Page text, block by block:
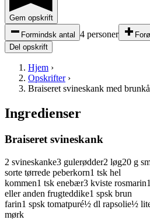
Gem opskrift
Formindsk antal
4 personer
Del opskrift
Hjem ›
Opskrifter›
Braiseret svineskank med
Ingredienser
Braiseret svineskank
2 svineskanke3 gulerødder2 løg20 g
sorte tørrede peberkorn1 tsk hel
kommen1 tsk enebær3 kviste rosmarin1
eller anden frugteddike1 spsk brun
farin1 spsk tomatpuré½ dl rapsolie½
mørk